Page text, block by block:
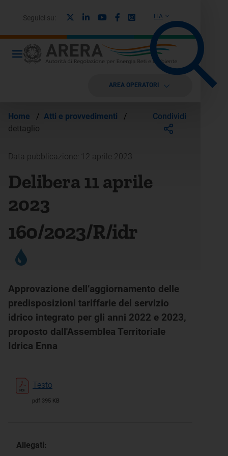
ITA
Seguici su: LinkedinYoutubeFacebook
Instagram
AREA OPERATORI
Home / Atti e provvedimenti
/
dettaglio
Condividi
Data pubblicazione: 12 aprile 2023
Delibera 11 aprile
2023
160/2023/R/idr
Approvazione dell’aggiornamento delle
predisposizioni tariffarie del servizio
idrico integrato per gli anni 2022 e 2023,
proposto dall'Assemblea Territoriale
Idrica Enna
Testo
pdf 395 KB
Allegati: